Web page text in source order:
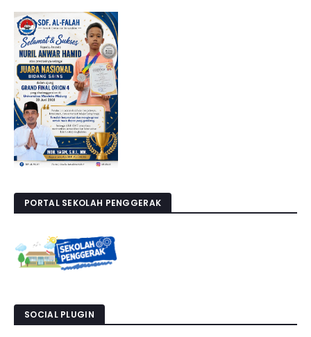
PORTAL SEKOLAH PENGGERAK
SOCIAL PLUGIN